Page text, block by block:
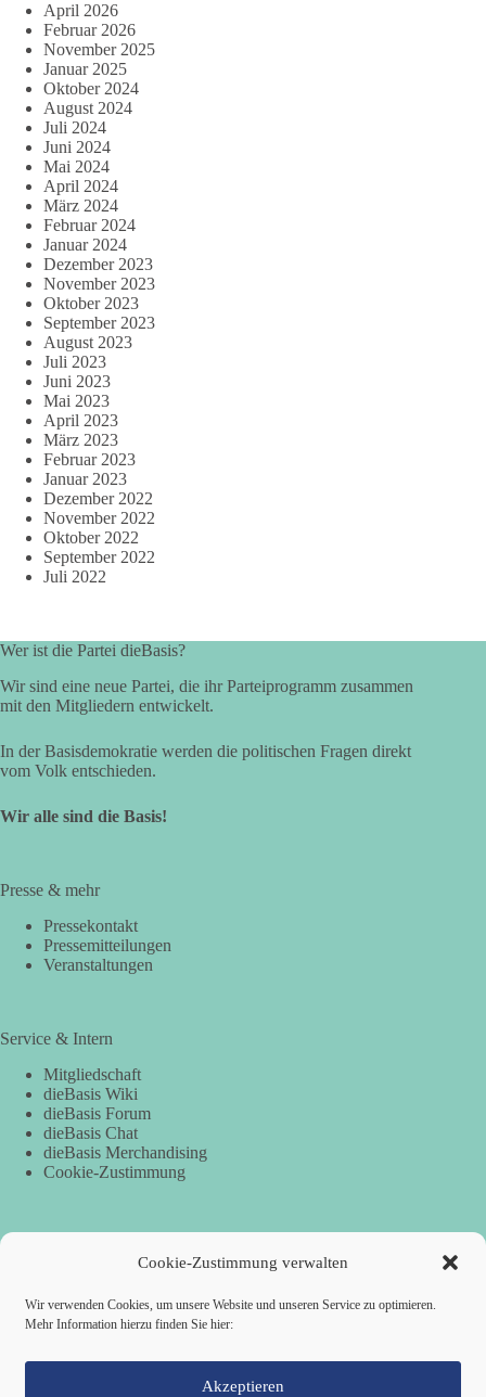
Cookie-Zustimmung verwalten
Wir verwenden Cookies, um unsere Website und unseren Service zu optimieren.
Mehr Information hierzu finden Sie hier:
Akzeptieren
April 2026
Februar 2026
November 2025
Januar 2025
Oktober 2024
August 2024
Juli 2024
Juni 2024
Mai 2024
April 2024
März 2024
Februar 2024
Januar 2024
Dezember 2023
November 2023
Oktober 2023
September 2023
August 2023
Juli 2023
Juni 2023
Mai 2023
April 2023
März 2023
Februar 2023
Januar 2023
Dezember 2022
November 2022
Oktober 2022
September 2022
Juli 2022
Wer ist die Partei dieBasis?
Wir sind eine neue Partei, die ihr Parteiprogramm zusammen
mit den Mitgliedern entwickelt.
In der Basisdemokratie werden die politischen Fragen direkt
vom Volk entschieden.
Wir alle sind die Basis!
Presse & mehr
Pressekontakt
Pressemitteilungen
Veranstaltungen
Service & Intern
Mitgliedschaft
dieBasis Wiki
dieBasis Forum
dieBasis Chat
dieBasis Merchandising
Cookie-Zustimmung
Spenden
dieBasis Kreisverband Würzburg
IBAN: DE28 7905 0000 0049 4773 00